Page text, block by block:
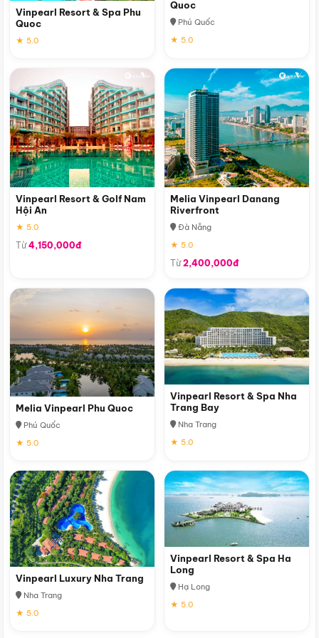
Vinpearl Resort & Spa Phu
Quoc
★ 5.0
Quoc
Phú Quốc
★ 5.0
Vinpearl Resort & Golf Nam
Hội An
★ 5.0
Từ4,150,000đ
Melia Vinpearl Danang
Riverfront
Đà Nẵng
★ 5.0
Từ2,400,000đ
Melia Vinpearl Phu Quoc
Phú Quốc
★ 5.0
Vinpearl Resort & Spa Nha
Trang Bay
Nha Trang
★ 5.0
Vinpearl Luxury Nha Trang
Nha Trang
★ 5.0
Vinpearl Resort & Spa Ha
Long
Hạ Long
★ 5.0